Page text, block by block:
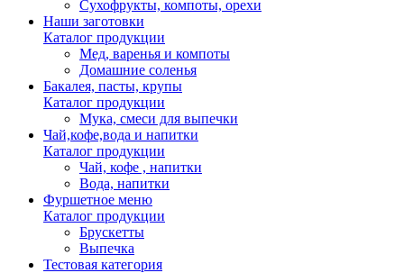
Сухофрукты, компоты, орехи
Наши заготовки
Каталог продукции
Мед, варенья и компоты
Домашние соленья
Бакалея, пасты, крупы
Каталог продукции
Мука, смеси для выпечки
Чай,кофе,вода и напитки
Каталог продукции
Чай, кофе , напитки
Вода, напитки
Фуршетное меню
Каталог продукции
Брускетты
Выпечка
Тестовая категория